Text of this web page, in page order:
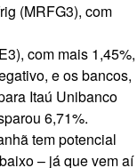
(MRFG3), com
), com mais 1,45%,
e os bancos,
Itaú Unibanco
6,71%.
tem potencial
– já que vem aí